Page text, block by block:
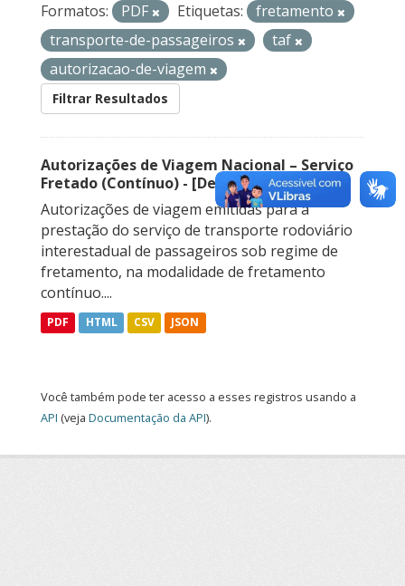
Formatos:
PDF Etiquetas:
fretamento
transporte-de-passageiros
taf
autorizacao-de-viagem
Filtrar Resultados
Autorizações de Viagem Nacional – Serviço
Fretado (Contínuo) - [Descontinuado]
Autorizações de viagem emitidas para a
prestação do serviço de transporte rodoviário
interestadual de passageiros sob regime de
fretamento, na modalidade de fretamento
contínuo....
PDF HTML CSV JSON
Você também pode ter acesso a esses registros usando a
API (veja Documentação da API).